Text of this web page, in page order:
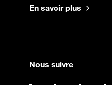
En savoir plus
Nous suivre